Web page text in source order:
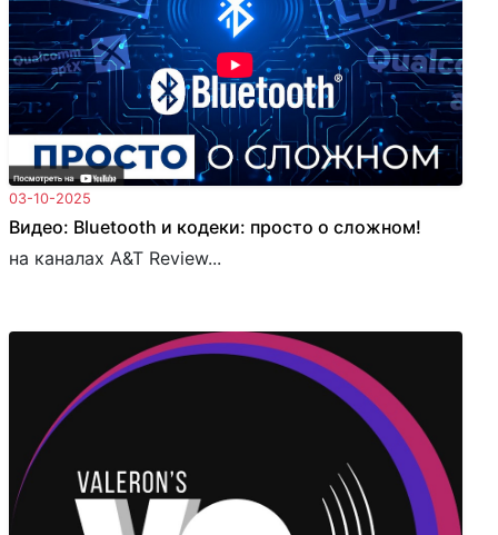
03-10-2025
Видео: Bluetooth и кодеки: просто о сложном!
на каналах A&T Review...